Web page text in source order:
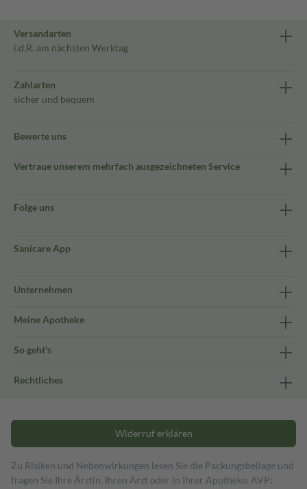
Versandarten
i.d.R. am nächsten Werktag
Zahlarten
sicher und bequem
Bewerte uns
Vertraue unserem mehrfach ausgezeichneten Service
Folge uns
Sanicare App
Unternehmen
Meine Apotheke
So geht's
Rechtliches
Widerruf erklären
Zu Risiken und Nebenwirkungen lesen Sie die Packungsbeilage und
fragen Sie Ihre Ärztin, Ihren Arzt oder in Ihrer Apotheke. AVP: